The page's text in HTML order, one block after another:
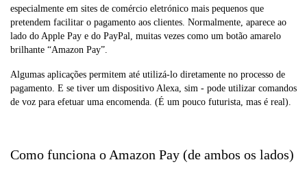
especialmente em sites de comércio eletrónico mais pequenos que
pretendem facilitar o pagamento aos clientes. Normalmente, aparece ao
lado do Apple Pay e do PayPal, muitas vezes como um botão amarelo
brilhante “Amazon Pay”.
Algumas aplicações permitem até utilizá-lo diretamente no processo de
pagamento. E se tiver um dispositivo Alexa, sim - pode utilizar comandos
de voz para efetuar uma encomenda. (É um pouco futurista, mas é real).
Como funciona o Amazon Pay (de ambos os lados)